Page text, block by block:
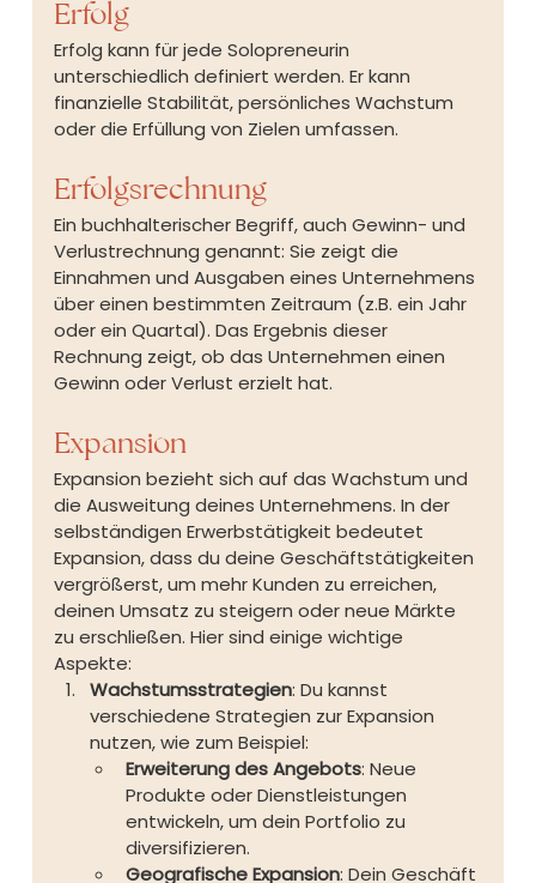
Erfolg
Erfolg kann für jede Solopreneurin
unterschiedlich definiert werden. Er kann
finanzielle Stabilität, persönliches Wachstum
oder die Erfüllung von Zielen umfassen.
Erfolgsrechnung
Ein buchhalterischer Begriff, auch Gewinn- und
Verlustrechnung genannt: Sie zeigt die
Einnahmen und Ausgaben eines Unternehmens
über einen bestimmten Zeitraum (z.B. ein Jahr
oder ein Quartal). Das Ergebnis dieser
Rechnung zeigt, ob das Unternehmen einen
Gewinn oder Verlust erzielt hat.
Expansion
Expansion bezieht sich auf das Wachstum und
die Ausweitung deines Unternehmens. In der
selbständigen Erwerbstätigkeit bedeutet
Expansion, dass du deine Geschäftstätigkeiten
vergrößerst, um mehr Kunden zu erreichen,
deinen Umsatz zu steigern oder neue Märkte
zu erschließen. Hier sind einige wichtige
Aspekte:
Wachstumsstrategien: Du kannst
verschiedene Strategien zur Expansion
nutzen, wie zum Beispiel:
Erweiterung des Angebots: Neue
Produkte oder Dienstleistungen
entwickeln, um dein Portfolio zu
diversifizieren.
Geografische Expansion: Dein Geschäft